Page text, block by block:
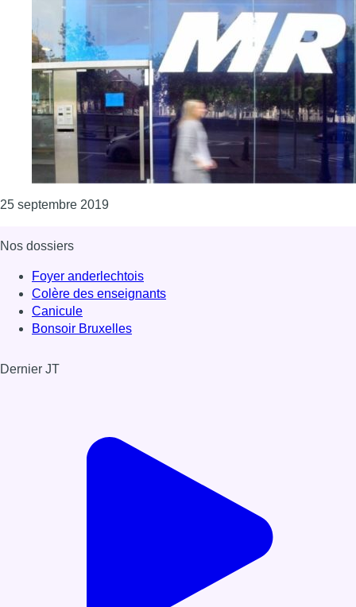
25 septembre 2019Consulter l'article "Présidence du MR :
Nos dossiers
Foyer anderlechtois
Colère des enseignants
Canicule
Bonsoir Bruxelles
Dernier JT